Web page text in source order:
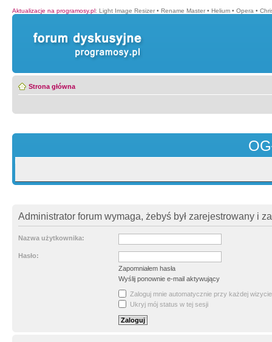
Aktualizacje na programosy.pl: Light Image Resizer • Rename Master • Helium • Opera •
Strona główna
Administrator forum wymaga, żebyś był zarejestrowany i
Nazwa użytkownika:
Hasło:
Zapomniałem hasła
Wyślij ponownie e-mail aktywujący
Zaloguj mnie automatycznie przy każdej wizycie
Ukryj mój status w tej sesji